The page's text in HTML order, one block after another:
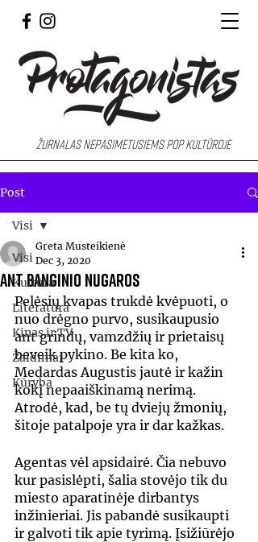
Žurnalas nepasimetusiems pop kultūroje
Post
Visi
Kultūra
Literatūra
Kinas ir TV
Žaidimai
Kūryba
Visi
Ant banginio nugaros
Greta Musteikienė
Dec 3, 2020
Pelėsių kvapas trukdė kvėpuoti, o
nuo drėgno purvo, susikaupusio
ant grindų, vamzdžių ir prietaisų
beveik pykino. Be kita ko,
Medardas Augustis jautė ir kažin
kokį nepaaiškinamą nerimą.
Atrodė, kad, be tų dviejų žmonių,
šitoje patalpoje yra ir dar kažkas.
Agentas vėl apsidairė. Čia nebuvo
kur pasislėpti, šalia stovėjo tik du
miesto aparatinėje dirbantys
inžinieriai. Jis pabandė susikaupti
ir galvoti tik apie tyrimą. Įsižiūrėjo